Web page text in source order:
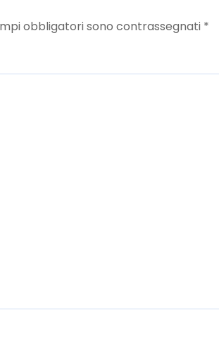
obbligatori sono contrassegnati *